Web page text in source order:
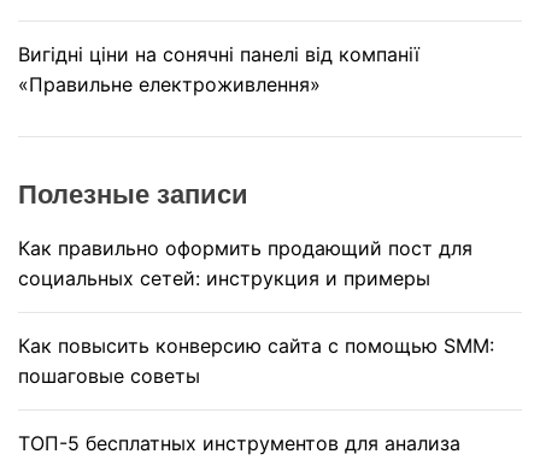
Вигідні ціни на сонячні панелі від компанії
«Правильне електроживлення»
Полезные записи
Как правильно оформить продающий пост для
социальных сетей: инструкция и примеры
Как повысить конверсию сайта с помощью SMM:
пошаговые советы
ТОП-5 бесплатных инструментов для анализа